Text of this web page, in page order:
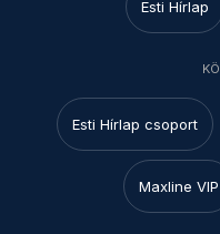
Esti Hírlap
Esti Hírlap csoport
Maxline VIP